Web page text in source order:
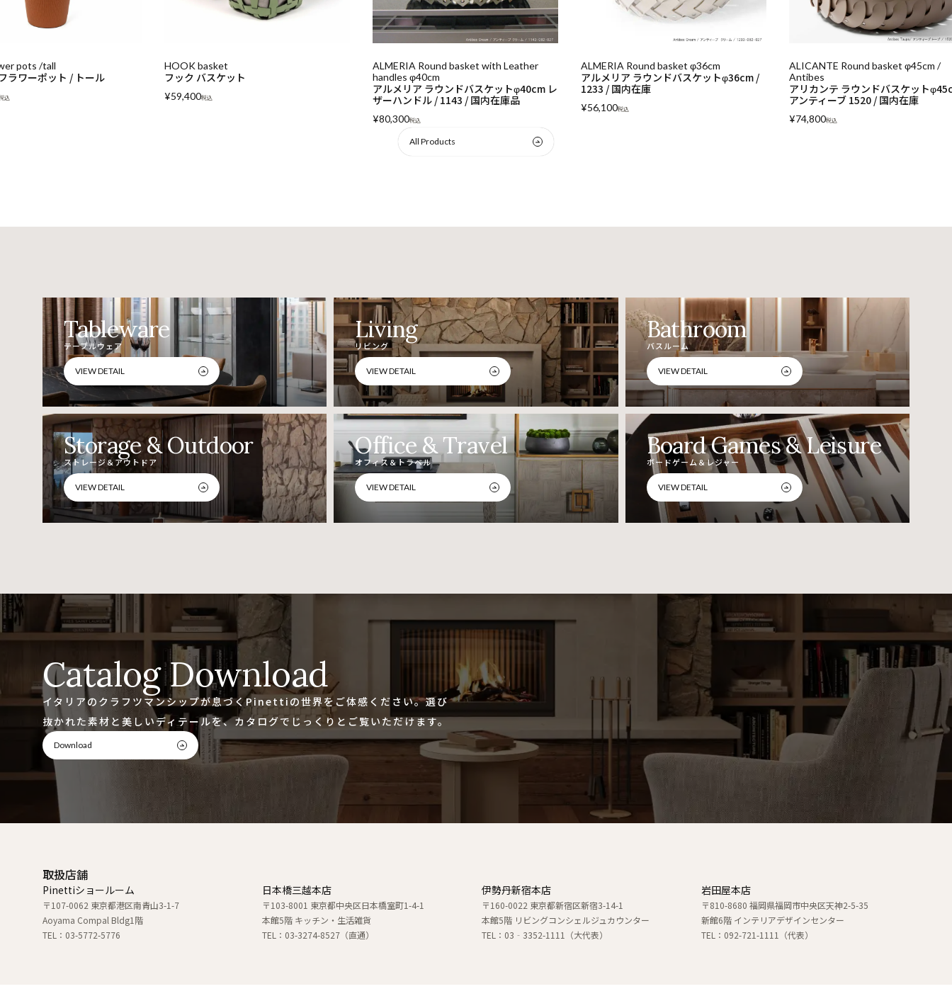
ケット
ALMERIA Round basket with Leather
handles φ40cm
ザーハンドル / 1143 / 国内在庫品
ALMERIA Round basket φ36cm
アルメリア ラウンドバスケットφ36cm /
1233 / 国内在庫
¥56,100
ALICANTE Round basket φ45cm /
Antibes
アリカンテ ラウンドバスケットφ45cm /
OVO Small basket / Tan Strap /
オボ スモールバスケット / ストラッ
180-T / 国内在庫
¥ 49,500
All Products
Tableware
テーブルウェア
VIEW DETAIL
Living
リビング
VIEW DETAIL
Bathroom
バスルーム
VIEW DETAIL
Storage & Outdoor
ストレージ＆アウトドア
VIEW DETAIL
Office & Travel
オフィス＆トラベル
VIEW DETAIL
Board Games & Leisure
ボードゲーム＆レジャー
VIEW DETAIL
Catalog Download
イタリアのクラフツマンシップが息づくPinettiの世界をご体感ください。選び
抜かれた素材と美しいディテールを、カタログでじっくりとご覧いただけます。
Download
取扱店舗
Pinettiショールーム
〒107-0062 東京都港区南青山3-1-7
Aoyama Compal Bldg1階
TEL：03-5772-5776
日本橋三越本店
〒103-8001 東京都中央区日本橋室町1-4-1
本館5階 キッチン・生活雑貨
TEL：03-3274-8527（直通）
伊勢丹新宿本店
〒160-0022 東京都新宿区新宿3-14-1
本館5階 リビングコンシェルジュカウンター
TEL：03‐3352-1111（大代表）
岩田屋本店
〒810-8680 福岡県福岡市中央区天神2-5-35
新館6階 インテリアデザインセンター
TEL：092-721-1111（代表）